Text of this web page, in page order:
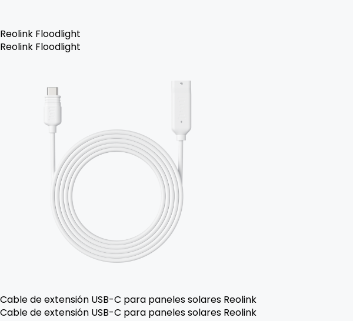
Reolink Floodlight
Reolink Floodlight
Cable de extensión USB-C para paneles solares Reolink
Cable de extensión USB-C para paneles solares Reolink